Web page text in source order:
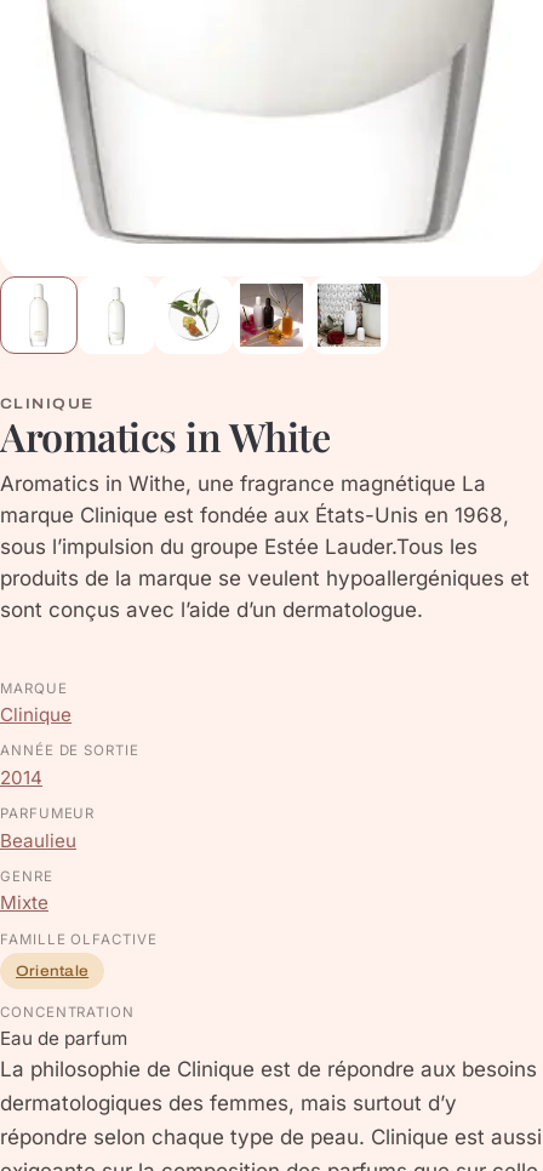
CLINIQUE
Aromatics in White
Aromatics in Withe, une fragrance magnétique La
marque Clinique est fondée aux États-Unis en 1968,
sous l’impulsion du groupe Estée Lauder.Tous les
produits de la marque se veulent hypoallergéniques et
sont conçus avec l’aide d’un dermatologue.
MARQUE
Clinique
ANNÉE DE SORTIE
2014
PARFUMEUR
Beaulieu
GENRE
Mixte
FAMILLE OLFACTIVE
Orientale
CONCENTRATION
Eau de parfum
La philosophie de Clinique est de répondre aux besoins
dermatologiques des femmes, mais surtout d’y
répondre selon chaque type de peau. Clinique est aussi